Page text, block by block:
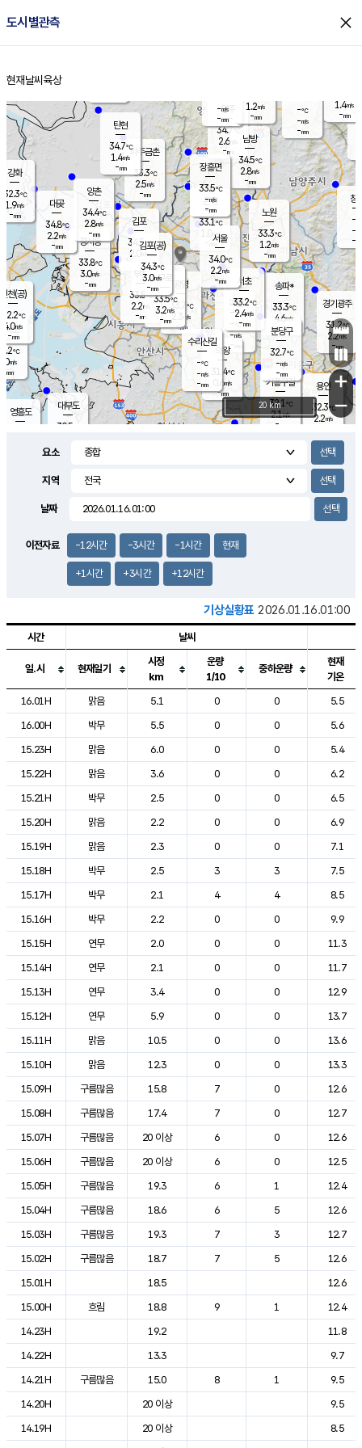
도시별관측 close
홈
현재날씨 육상
의도
℃
m/s
mm
영흥도
양주
34.7℃
2.6
-mm
과천
- ℃
-m/s
- mm
용인
32.3℃
2.2m/s
경기광주
31.2℃
2.2m/s
-mm
2.9m/s
대부도
30.5
경서동
33.8℃
3.0m/s
-mm
파주금촌
33.3℃
2.5m/s
-mm
-℃
-m/s
-mm
대곶
34.8℃
2.2m/s
-mm
창
-
-m/
-
탄현
34.7℃
1.4m/s
-mm
1.4m/s
-mm
의왕
31.4℃
0.6m/s
-mm
김포
34.5℃
2.0 m/s
mm
광명
33.7 ℃
2.3 m/s
-mm
부천
33.5℃
2.2m/s
-mm
양촌
34.4℃
2.8m/s
-mm
구로
33.5℃
3.2m/s
-mm
은평
33.1℃
1.0 m/s
- mm
노원
33.3℃
1.2m/s
-mm
송파*
33.3℃
4.6m/s
-mm
서초
33.2℃
2.4m/s
-mm
남방
34.5℃
2.8m/s
-mm
기흥구갈
32.1℃
2.1m/s
-
수리산길
-℃
-m/s
-mm
분당구
32.7℃
-m/s
-mm
장흥면
33.5℃
-m/s
-mm
-m/s
-mm
강화
32.3℃
1.9m/s
-mm
인천(공)
32.2℃
4.0m/s
-mm
김포(공)
34.3℃
3.0m/s
-mm
서울
34.0℃
2.2m/s
-mm
1.2m/s
-mm
+
−
20 km
요소
지역
날짜
이전자료 -12시간 -3시간 -1시간 현재
+1시간 +3시간 +12시간
기상실황표 2026.01.16.01:00
도시별 기상실황표로 지점, 날씨, 기온, 강수, 바람, 기압등을 안내한 표입
시간 날씨
일.시 현재일기
시정
km
운량
1/10
중하운량
현재
기온
16.01H
맑음 5.1 0 0
5.5
16.00H
박무 5.5 0 0
5.6
15.23H
맑음 6.0 0 0
5.4
15.22H
맑음 3.6 0 0
6.2
15.21H
박무 2.5 0 0
6.5
15.20H
맑음 2.2 0 0
6.9
15.19H
맑음 2.3 0 0
7.1
15.18H
박무 2.5 3 3
7.5
15.17H
박무 2.1 4 4
8.5
15.16H
박무 2.2 0 0
9.9
15.15H
연무 2.0 0 0
11.3
15.14H
연무 2.1 0 0
11.7
15.13H
연무 3.4 0 0
12.9
15.12H
연무 5.9 0 0
13.7
15.11H
맑음 10.5 0 0
13.6
15.10H
맑음 12.3 0 0
13.3
15.09H
구름많음 15.8 7 0
12.6
15.08H
구름많음 17.4 7 0
12.7
15.07H
구름많음 20 이상 6 0
12.6
15.06H
구름많음 20 이상 6 0
12.5
15.05H
구름많음 19.3 6 1
12.4
15.04H
구름많음 18.6 6 5
12.6
15.03H
구름많음 19.3 7 3
12.7
15.02H
구름많음 18.7 7 5
12.6
15.01H
18.5
12.6
15.00H
흐림 18.8 9 1
12.4
14.23H
19.2
11.8
14.22H
13.3
9.7
14.21H
구름많음 15.0 8 1
9.5
14.20H
20 이상
9.5
14.19H
20 이상
8.5